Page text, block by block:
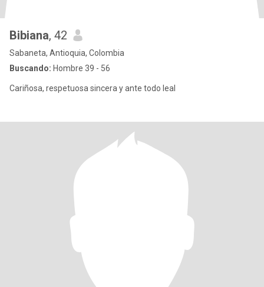
Bibiana, 42
Sabaneta, Antioquia, Colombia
Buscando: Hombre 39 - 56
Cariñosa, respetuosa sincera y ante todo leal